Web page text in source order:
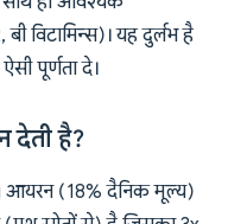
विटामिन्स)। यह दुर्लभ है
पूर्णता दे।
देती है?
आयरन (18% दैनिक मूल्य)